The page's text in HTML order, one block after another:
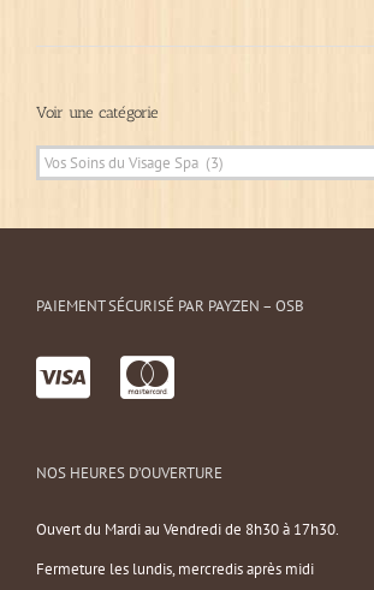
Voir une catégorie
PAIEMENT SÉCURISÉ PAR PAYZEN – OSB
NOS HEURES D’OUVERTURE
Ouvert du Mardi au Vendredi de 8h30 à 17h30.
Fermeture les lundis, mercredis après midi